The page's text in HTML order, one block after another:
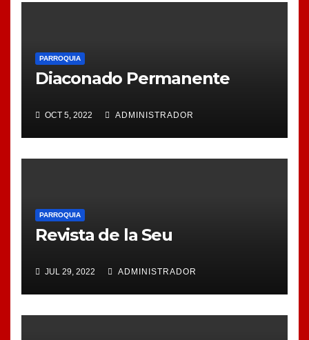
PARROQUIA
Diaconado Permanente
OCT 5, 2022 ADMINISTRADOR
PARROQUIA
Revista de la Seu
JUL 29, 2022 ADMINISTRADOR